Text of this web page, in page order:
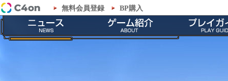
無料会員登録 BP購入
「M2-神甲天翔伝-」コミュニティ - 師団ランキング